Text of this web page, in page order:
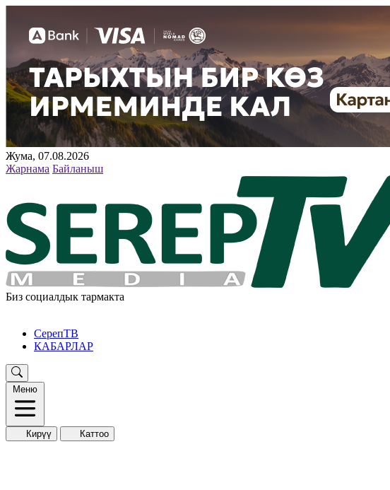
Жума, 07.08.2026
Жарнама Байланыш
Биз социалдык тармакта
СерепТВ
КАБАРЛАР
Меню
Кирүү Каттоо